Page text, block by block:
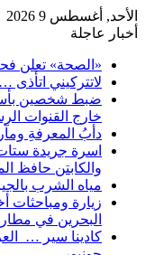
الأحد, أغسطس 9 2026
أخبار عاجلة
«الصحة» تعلن فحص أكثر
لاتتركيني
ضبط شخصين
خارج القنوات
دأبُ المعرفةِ
اسرة جريدة
والكابتن حافظ
مياه الشرب
زيارة ومباحثات
البحرين في مطار
كادينا سير …